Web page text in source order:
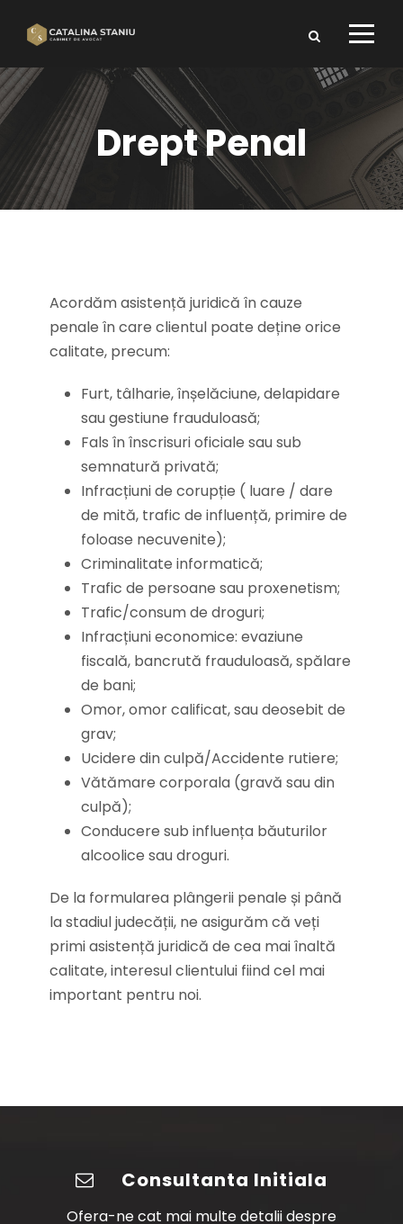
Drept Penal
Acordăm asistență juridică în cauze
penale în care clientul poate deține orice
calitate, precum:
Furt, tâlharie, înșelăciune, delapidare
sau gestiune frauduloasă;
Fals în înscrisuri oficiale sau sub
semnatură privată;
Infracțiuni de corupție ( luare / dare
de mită, trafic de influență, primire de
foloase necuvenite);
Criminalitate informatică;
Trafic de persoane sau proxenetism;
Trafic/consum de droguri;
Infracțiuni economice: evaziune
fiscală, bancrută frauduloasă, spălare
de bani;
Omor, omor calificat, sau deosebit de
grav;
Ucidere din culpă/Accidente rutiere;
Vătămare corporala (gravă sau din
culpă);
Conducere sub influența băuturilor
alcoolice sau droguri.
De la formularea plângerii penale și până
la stadiul judecății, ne asigurăm că veți
primi asistență juridică de cea mai înaltă
calitate, interesul clientului fiind cel mai
important pentru noi.
Consultanta Initiala
Ofera-ne cat mai multe detalii despre